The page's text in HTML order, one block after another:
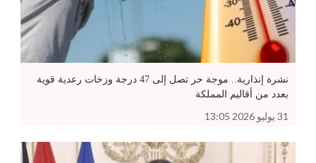
نشرة إنذارية.. موجة حر تصل إلى 47 درجة وزخات رعدية قوية
بعدد من أقاليم المملكة
31 يوليو 2026 13:05